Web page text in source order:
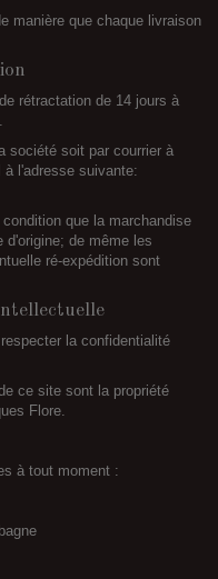
manière que chaque livraison
rétractation de 14 jours à
société soit par courrier à
à l'adresse suivante:
que la marchandise
de même les
ré-expédition sont
la confidentialité
ce site sont la propriété
Flore.
à tout moment :